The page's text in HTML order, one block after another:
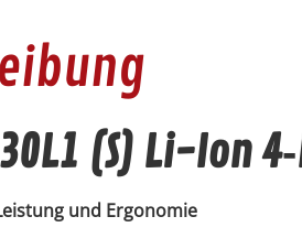
(S) Li-Ion
und Ergonomie